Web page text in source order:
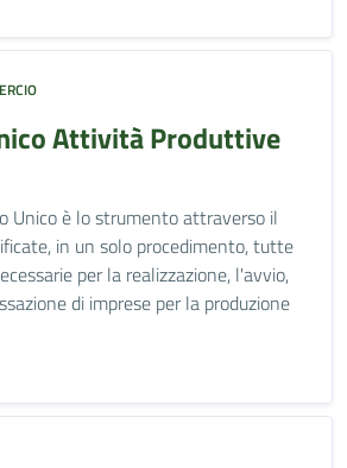
Attività Produttive
Unico è lo strumento attraverso il
in un solo procedimento, tutte
per la realizzazione, l'avvio,
di imprese per la produzione